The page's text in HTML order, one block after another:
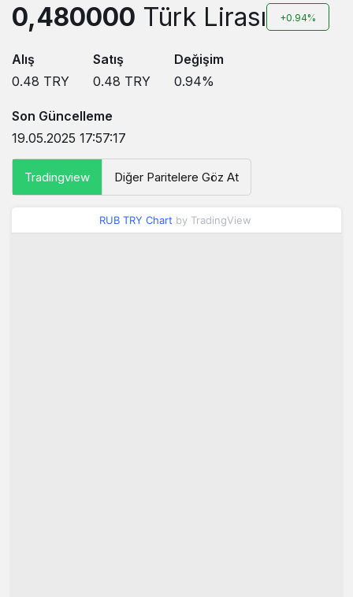
0,480000 Türk Lirası +0.94%
Alış
0.48 TRY
Satış
0.48 TRY
Değişim
0.94%
Son Güncelleme
19.05.2025 17:57:17
Tradingview Diğer Paritelere Göz At
RUB TRY Chart by TradingView